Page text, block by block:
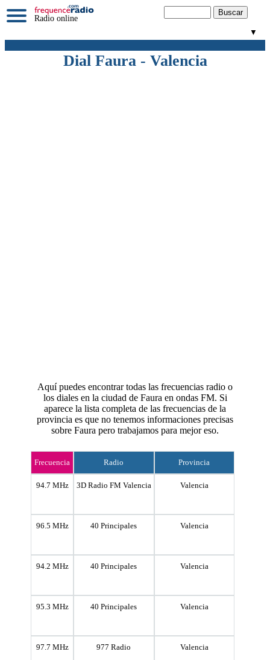
Radio online
▼
Dial Faura - Valencia
Aquí puedes encontrar todas las frecuencias radio o
los diales en la ciudad de Faura en ondas FM. Si
aparece la lista completa de las frecuencias de la
provincia es que no tenemos informaciones precisas
sobre Faura pero trabajamos para mejor eso.
Frecuencia Radio Provincia
94.7 MHz 3D Radio FM Valencia Valencia
96.5 MHz 40 Principales Valencia
94.2 MHz 40 Principales Valencia
95.3 MHz 40 Principales Valencia
97.7 MHz 977 Radio Valencia